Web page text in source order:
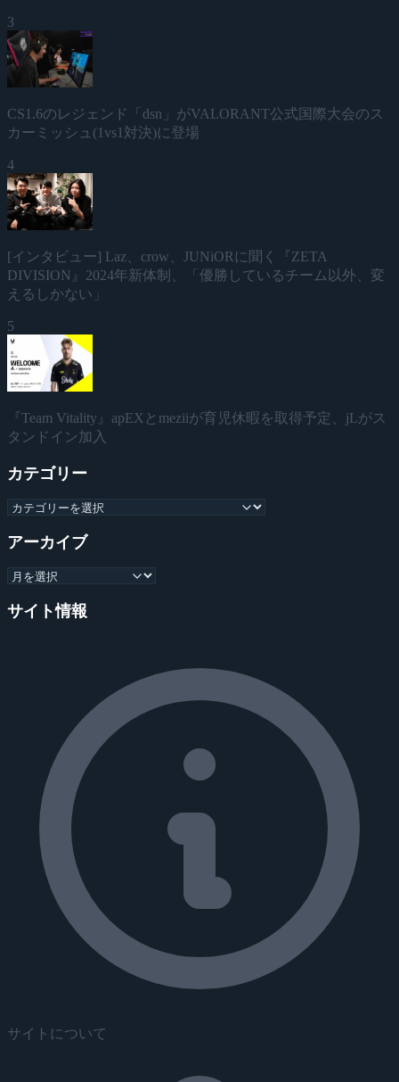
3
CS1.6のレジェンド「dsn」がVALORANT公式国際大会のス
カーミッシュ(1vs1対決)に登場
4
[インタビュー] Laz、crow、JUNiORに聞く『ZETA
DIVISION』2024年新体制、「優勝しているチーム以外、変
えるしかない」
5
『Team Vitality』apEXとmeziiが育児休暇を取得予定、jLがス
タンドイン加入
カテゴリー
アーカイブ
サイト情報
サイトについて